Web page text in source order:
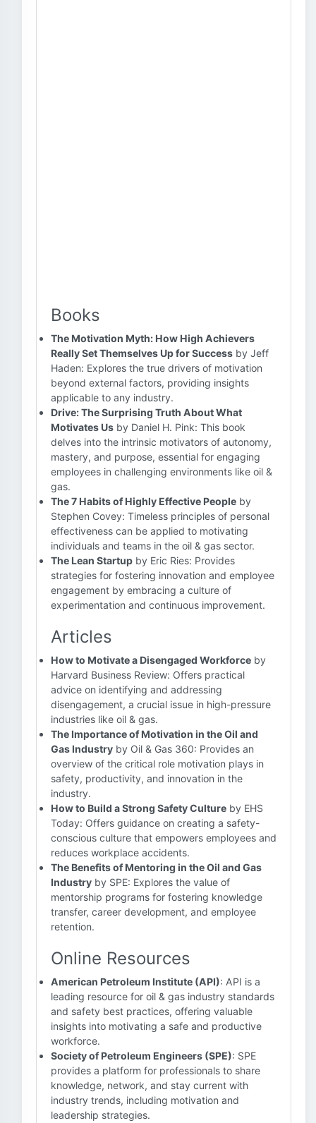
Books
The Motivation Myth: How High Achievers
Really Set Themselves Up for Success by Jeff
Haden: Explores the true drivers of motivation
beyond external factors, providing insights
applicable to any industry.
Drive: The Surprising Truth About What
Motivates Us by Daniel H. Pink: This book
delves into the intrinsic motivators of autonomy,
mastery, and purpose, essential for engaging
employees in challenging environments like oil &
gas.
The 7 Habits of Highly Effective People by
Stephen Covey: Timeless principles of personal
effectiveness can be applied to motivating
individuals and teams in the oil & gas sector.
The Lean Startup by Eric Ries: Provides
strategies for fostering innovation and employee
engagement by embracing a culture of
experimentation and continuous improvement.
Articles
How to Motivate a Disengaged Workforce by
Harvard Business Review: Offers practical
advice on identifying and addressing
disengagement, a crucial issue in high-pressure
industries like oil & gas.
The Importance of Motivation in the Oil and
Gas Industry by Oil & Gas 360: Provides an
overview of the critical role motivation plays in
safety, productivity, and innovation in the
industry.
How to Build a Strong Safety Culture by EHS
Today: Offers guidance on creating a safety-
conscious culture that empowers employees and
reduces workplace accidents.
The Benefits of Mentoring in the Oil and Gas
Industry by SPE: Explores the value of
mentorship programs for fostering knowledge
transfer, career development, and employee
retention.
Online Resources
American Petroleum Institute (API): API is a
leading resource for oil & gas industry standards
and safety best practices, offering valuable
insights into motivating a safe and productive
workforce.
Society of Petroleum Engineers (SPE): SPE
provides a platform for professionals to share
knowledge, network, and stay current with
industry trends, including motivation and
leadership strategies.